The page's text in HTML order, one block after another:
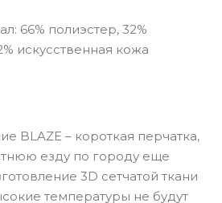
66% полиэстер, 32%
искусственная кожа
BLAZE – короткая перчатка,
езду по городу еще
3D сетчатой ​​ткани
температуры не будут